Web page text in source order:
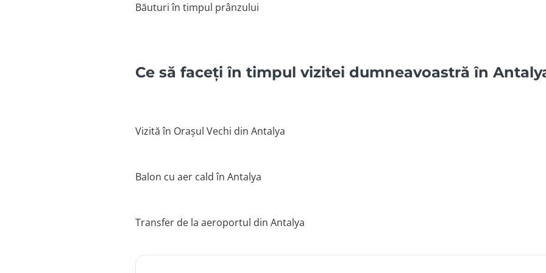
Băuturi în timpul prânzului
Ce să faceți în timpul vizitei dumneavoastră în
Vizită în Orașul Vechi din Antalya
Balon cu aer cald în Antalya
Transfer de la aeroportul din Antalya